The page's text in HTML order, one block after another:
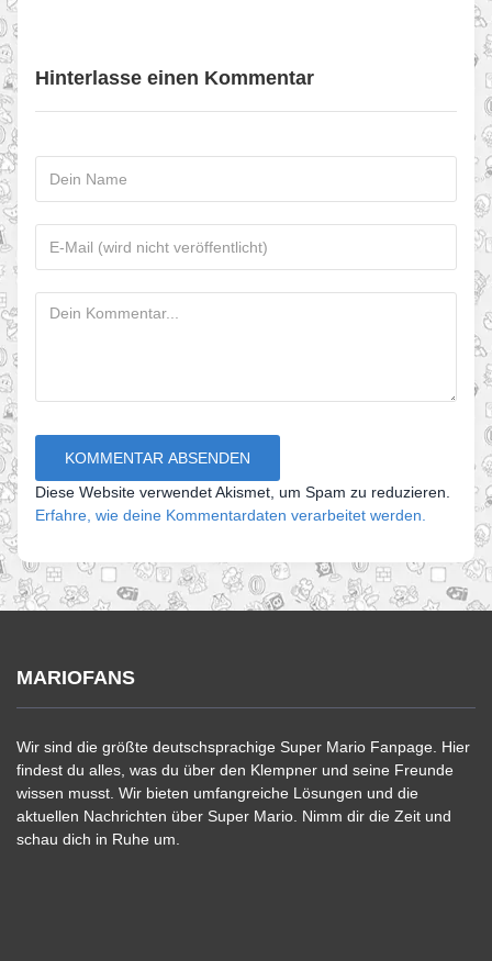
Hinterlasse einen Kommentar
Diese Website verwendet Akismet, um Spam zu reduzieren.
Erfahre, wie deine Kommentardaten verarbeitet werden.
MARIOFANS
Wir sind die größte deutschsprachige Super Mario Fanpage. Hier
findest du alles, was du über den Klempner und seine Freunde
wissen musst. Wir bieten umfangreiche Lösungen und die
aktuellen Nachrichten über Super Mario. Nimm dir die Zeit und
schau dich in Ruhe um.